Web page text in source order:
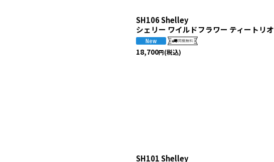
SH106 Shelley
シェリー ワイルドフラワー ティートリオ
18,700円(税込)
SH101 Shelley